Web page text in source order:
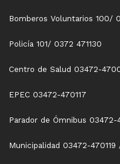
Bomberos Voluntarios 100/
Policía 101/ 0372 471130
Centro de Salud 03472-
EPEC 03472-470117
Parador de Ómnibus 03472-
Municipalidad 03472-